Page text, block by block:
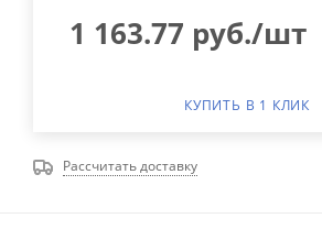
1 163.77 руб./шт
КУПИТЬ В 1 КЛИК
Рассчитать доставку